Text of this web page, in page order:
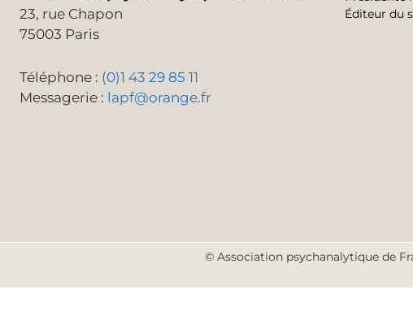
23, rue Chapon
75003 Paris
Téléphone : (0)1 43 29 85 11
Messagerie : lapf@orange.fr
Éditeur du
© Association psychanalytique de